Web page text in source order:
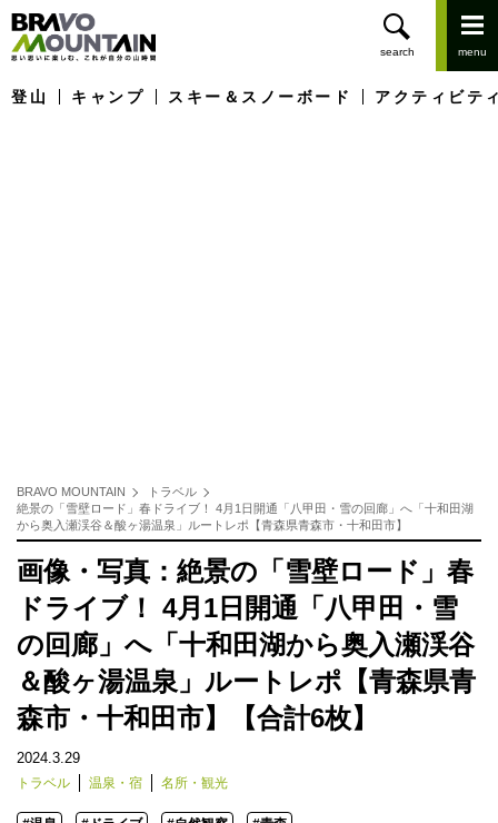
登山 キャンプ スキー＆スノーボード アクティビテ
BRAVO MOUNTAIN
トラベル
絶景の「雪壁ロード」春ドライブ！ 4月1日開通「八甲田・雪の回廊」へ「十和田湖
から奥入瀬渓谷＆酸ヶ湯温泉」ルートレポ【青森県青森市・十和田市】
画像・写真：絶景の「雪壁ロード」春
ドライブ！ 4月1日開通「八甲田・雪
の回廊」へ「十和田湖から奥入瀬渓谷
＆酸ヶ湯温泉」ルートレポ【青森県青
森市・十和田市】【合計6枚】
2024.3.29
トラベル 温泉・宿 名所・観光